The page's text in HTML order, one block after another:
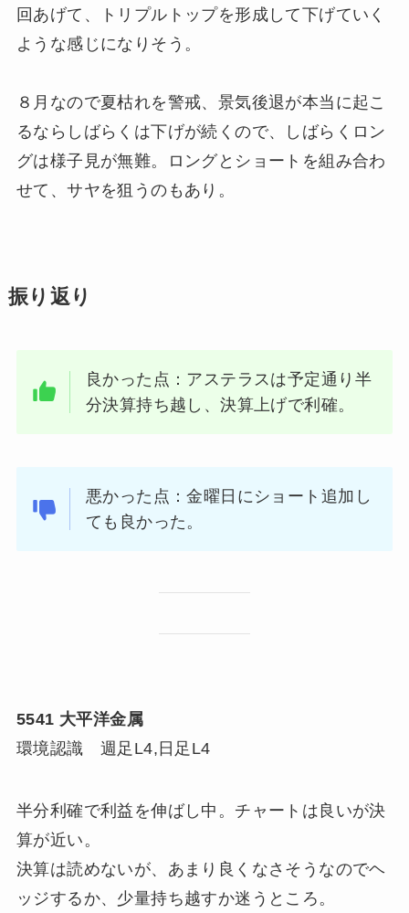
回あげて、トリプルトップを形成して下げていく
ような感じになりそう。
８月なので夏枯れを警戒、景気後退が本当に起こ
るならしばらくは下げが続くので、しばらくロン
グは様子見が無難。ロングとショートを組み合わ
せて、サヤを狙うのもあり。
振り返り
良かった点：アステラスは予定通り半
分決算持ち越し、決算上げで利確。
悪かった点：金曜日にショート追加し
ても良かった。
5541 大平洋金属
環境認識 週足L4,日足L4
半分利確で利益を伸ばし中。チャートは良いが決
算が近い。
決算は読めないが、あまり良くなさそうなのでヘ
ッジするか、少量持ち越すか迷うところ。